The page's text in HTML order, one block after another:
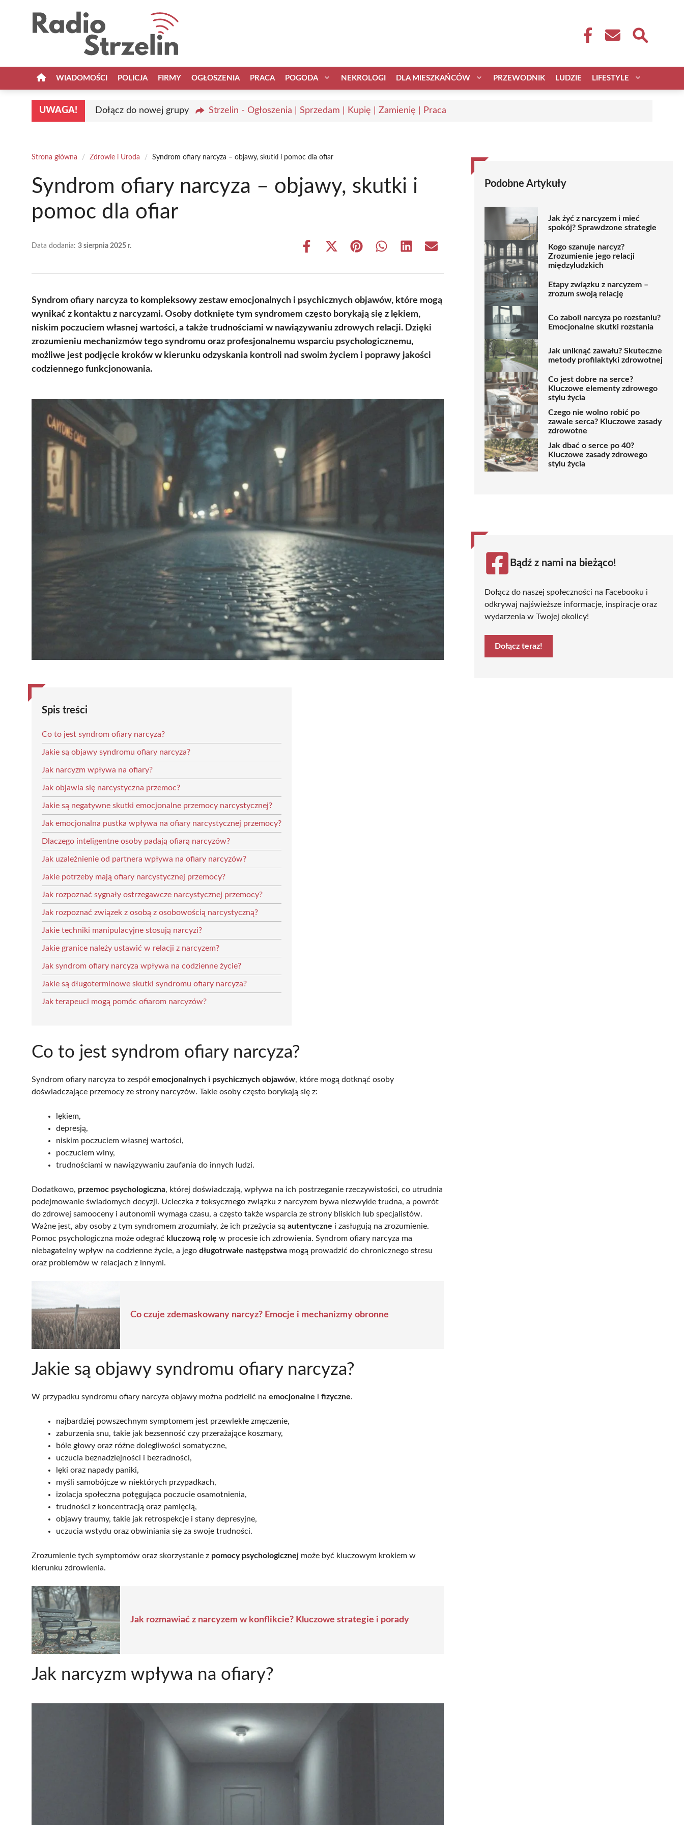
WIADOMOŚCI POLICJA FIRMY OGŁOSZENIA PRACA POGODA NEKROLOGI DLA MIESZKAŃCÓW PRZEWODNIK LUDZIE LIFESTYLE
UWAGA! Dołącz do nowej grupy Strzelin - Ogłoszenia | Sprzedam | Kupię | Zamienię | Praca
Strona główna / Zdrowie i Uroda / Syndrom ofiary narcyza – objawy, skutki i pomoc dla ofiar
Syndrom ofiary narcyza – objawy, skutki i
pomoc dla ofiar
Data dodania: 3 sierpnia 2025 r.
Share
Share
(Twitter)
Share Share Share Share
Syndrom ofiary narcyza to kompleksowy zestaw emocjonalnych i psychicznych objawów, które mogą
wynikać z kontaktu z narcyzami. Osoby dotknięte tym syndromem często borykają się z lękiem,
niskim poczuciem własnej wartości, a także trudnościami w nawiązywaniu zdrowych relacji. Dzięki
zrozumieniu mechanizmów tego syndromu oraz profesjonalnemu wsparciu psychologicznemu,
możliwe jest podjęcie kroków w kierunku odzyskania kontroli nad swoim życiem i poprawy jakości
codziennego funkcjonowania.
Spis treści
Co to jest syndrom ofiary narcyza?
Jakie są objawy syndromu ofiary narcyza?
Jak narcyzm wpływa na ofiary?
Jak objawia się narcystyczna przemoc?
Jakie są negatywne skutki emocjonalne przemocy narcystycznej?
Jak emocjonalna pustka wpływa na ofiary narcystycznej przemocy?
Dlaczego inteligentne osoby padają ofiarą narcyzów?
Jak uzależnienie od partnera wpływa na ofiary narcyzów?
Jakie potrzeby mają ofiary narcystycznej przemocy?
Jak rozpoznać sygnały ostrzegawcze narcystycznej przemocy?
Jak rozpoznać związek z osobą z osobowością narcystyczną?
Jakie techniki manipulacyjne stosują narcyzi?
Jakie granice należy ustawić w relacji z narcyzem?
Jak syndrom ofiary narcyza wpływa na codzienne życie?
Jakie są długoterminowe skutki syndromu ofiary narcyza?
Jak terapeuci mogą pomóc ofiarom narcyzów?
Co to jest syndrom ofiary narcyza?
Syndrom ofiary narcyza to zespółemocjonalnych i psychicznych objawów, które mogą dotknąć osoby
doświadczające przemocy ze strony narcyzów. Takie osoby często borykają się z:
lękiem,
depresją,
niskim poczuciem własnej wartości,
poczuciem winy,
trudnościami w nawiązywaniu zaufania do innych ludzi.
Dodatkowo, przemoc psychologiczna, której doświadczają, wpływa na ich postrzeganie rzeczywistości, co utrudnia
podejmowanie świadomych decyzji. Ucieczka z toksycznego związku z narcyzem bywa niezwykle trudna, a powrót
do zdrowej samooceny i autonomii wymaga czasu, a często także wsparcia ze strony bliskich lub specjalistów.
Ważne jest, aby osoby z tym syndromem zrozumiały, że ich przeżycia są autentyczne i zasługują na zrozumienie.
Pomoc psychologiczna może odegrać kluczową rolę w procesie ich zdrowienia. Syndrom ofiary narcyza ma
niebagatelny wpływ na codzienne życie, a jego długotrwałe następstwa mogą prowadzić do chronicznego stresu
oraz problemów w relacjach z innymi.
Co czuje zdemaskowany narcyz? Emocje i mechanizmy obronne
Jakie są objawy syndromu ofiary narcyza?
W przypadku syndromu ofiary narcyza objawy można podzielić na emocjonalne i fizyczne.
najbardziej powszechnym symptomem jest przewlekłe zmęczenie,
zaburzenia snu, takie jak bezsenność czy przerażające koszmary,
bóle głowy oraz różne dolegliwości somatyczne,
uczucia beznadziejności i bezradności,
lęki oraz napady paniki,
myśli samobójcze w niektórych przypadkach,
izolacja społeczna potęgująca poczucie osamotnienia,
trudności z koncentracją oraz pamięcią,
objawy traumy, takie jak retrospekcje i stany depresyjne,
uczucia wstydu oraz obwiniania się za swoje trudności.
Zrozumienie tych symptomów oraz skorzystanie z pomocy psychologicznej może być kluczowym krokiem w
kierunku zdrowienia.
Jak rozmawiać z narcyzem w konflikcie? Kluczowe strategie i porady
Jak narcyzm wpływa na ofiary?
Podobne Artykuły
Jak żyć z narcyzem i mieć
spokój? Sprawdzone strategie
Kogo szanuje narcyz?
Zrozumienie jego relacji
międzyludzkich
Etapy związku z narcyzem –
zrozum swoją relację
Co zaboli narcyza po rozstaniu?
Emocjonalne skutki rozstania
Jak uniknąć zawału? Skuteczne
metody profilaktyki zdrowotnej
Co jest dobre na serce?
Kluczowe elementy zdrowego
stylu życia
Czego nie wolno robić po
zawale serca? Kluczowe zasady
zdrowotne
Jak dbać o serce po 40?
Kluczowe zasady zdrowego
stylu życia
Bądź z nami na bieżąco!
Dołącz do naszej społeczności na Facebooku i
odkrywaj najświeższe informacje, inspiracje oraz
wydarzenia w Twojej okolicy!
Dołącz teraz!